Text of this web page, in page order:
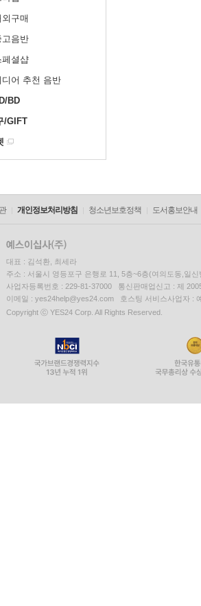
외구매
고음반
페셜샵
디어 추천 음반
BD
/GIFT
개인정보처리방침 청소년보호정책 도서홍보안내
대표 : 김석환, 최세라
주소 : 서울시 영등포구 은행로 11, 5층~6층(여의도동,일신
사업자등록번호 : 229-81-37000 통신판매업신고 : 제
이메일 : yes24help@yes24.com 호스팅 서비스사업자 :
Copyright ⓒ YES24 Corp. All Rights Reserved.